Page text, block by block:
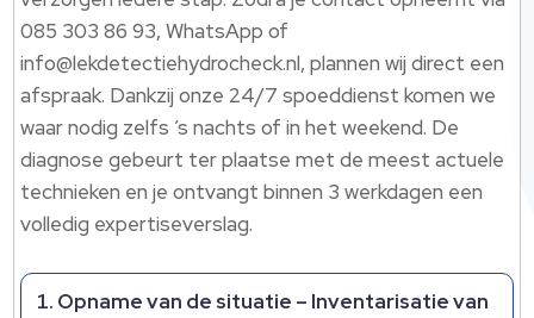
085 303 86 93, WhatsApp of
info@lekdetectiehydrocheck.nl, plannen wij direct een
afspraak. Dankzij onze 24/7 spoeddienst komen we
waar nodig zelfs ’s nachts of in het weekend. De
diagnose gebeurt ter plaatse met de meest actuele
technieken en je ontvangt binnen 3 werkdagen een
volledig expertiseverslag.
Opname van de situatie – Inventarisatie van